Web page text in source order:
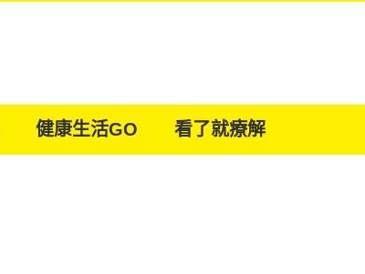
健康生活GO 看了就療解